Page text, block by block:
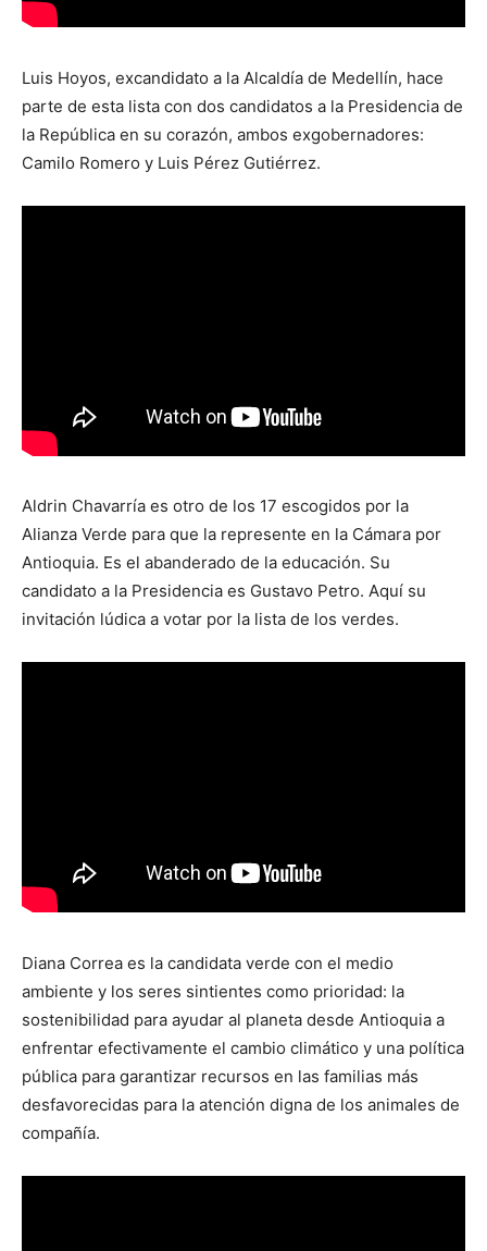
Luis Hoyos, excandidato a la Alcaldía de Medellín, hace
parte de esta lista con dos candidatos a la Presidencia de
la República en su corazón, ambos exgobernadores:
Camilo Romero y Luis Pérez Gutiérrez.
Aldrin Chavarría es otro de los 17 escogidos por la
Alianza Verde para que la represente en la Cámara por
Antioquia. Es el abanderado de la educación. Su
candidato a la Presidencia es Gustavo Petro. Aquí su
invitación lúdica a votar por la lista de los verdes.
Diana Correa es la candidata verde con el medio
ambiente y los seres sintientes como prioridad: la
sostenibilidad para ayudar al planeta desde Antioquia a
enfrentar efectivamente el cambio climático y una política
pública para garantizar recursos en las familias más
desfavorecidas para la atención digna de los animales de
compañía.